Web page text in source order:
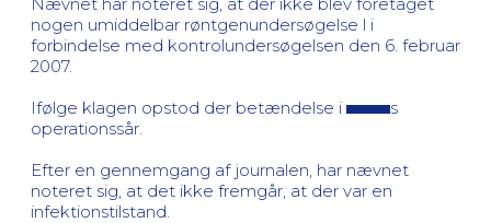
nogen umiddelbar røntgenundersøgelse l i
forbindelse med kontrolundersøgelsen den 6. februar
2007.
Ifølge klagen opstod der betændelse i
s
operationssår.
Efter en gennemgang af journalen, har nævnet
noteret sig, at det ikke fremgår, at der var en
infektionstilstand.